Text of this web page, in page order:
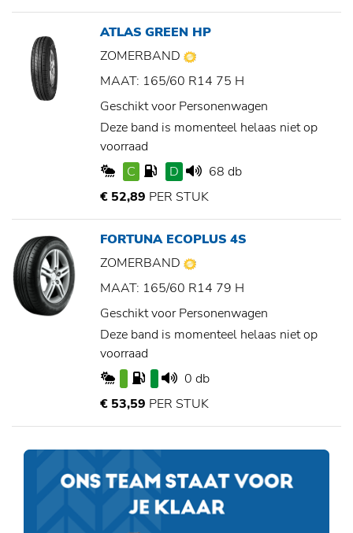
ATLAS GREEN HP
ZOMERBAND
MAAT: 165/60 R14 75 H
Geschikt voor Personenwagen
Deze band is momenteel helaas niet op
voorraad
C
D
68 db
€ 52,89 PER STUK
FORTUNA ECOPLUS 4S
ZOMERBAND
MAAT: 165/60 R14 79 H
Geschikt voor Personenwagen
Deze band is momenteel helaas niet op
voorraad
0 db
€ 53,59 PER STUK